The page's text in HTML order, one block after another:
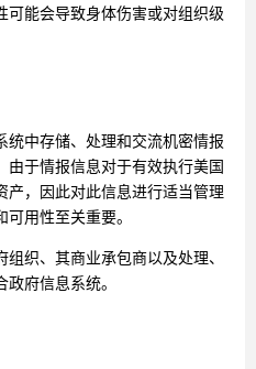
可能会导致身体伤害或对组织级
统中存储、处理和交流机密情报
由于情报信息对于有效执行美国
产，因此对此信息进行适当管理
用性至关重要。
织、其商业承包商以及处理、
府信息系统。